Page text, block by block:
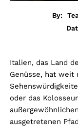
By:
Italien, das Land
Genüsse, hat weit
oder das
ausgetretenen